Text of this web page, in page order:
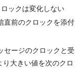
ックは変化しない
直前のクロックを添付
セージのクロックと受
大きい値を次のクロ